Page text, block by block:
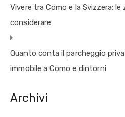
Vivere tra Como e la Svizzera:
considerare
Quanto conta il parcheggio
immobile a Como e dintorni
Archivi